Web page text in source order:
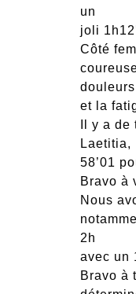
un
joli
Côté
douleurs
et la
Il y a
Laetitia,
58’01
Bravo à
Nous
2h
avec un
Bravo à